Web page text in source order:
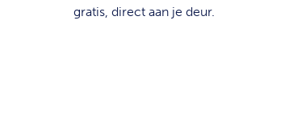
gratis, direct aan je deur.